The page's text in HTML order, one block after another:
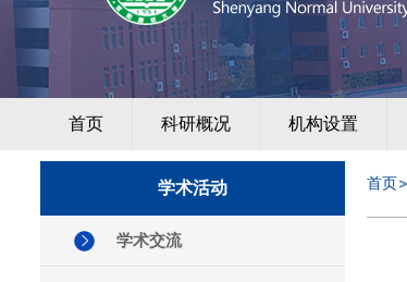
首页 科研概况 机构设置
学术活动
学术交流
首页